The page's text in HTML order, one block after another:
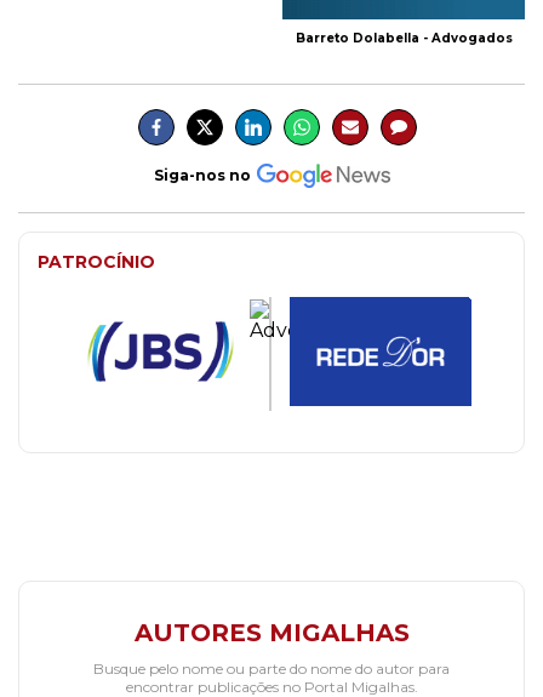
Barreto Dolabella - Advogados
Siga-nos no
PATROCÍNIO
AUTORES MIGALHAS
Busque pelo nome ou parte do nome do autor para
encontrar publicações no Portal Migalhas.